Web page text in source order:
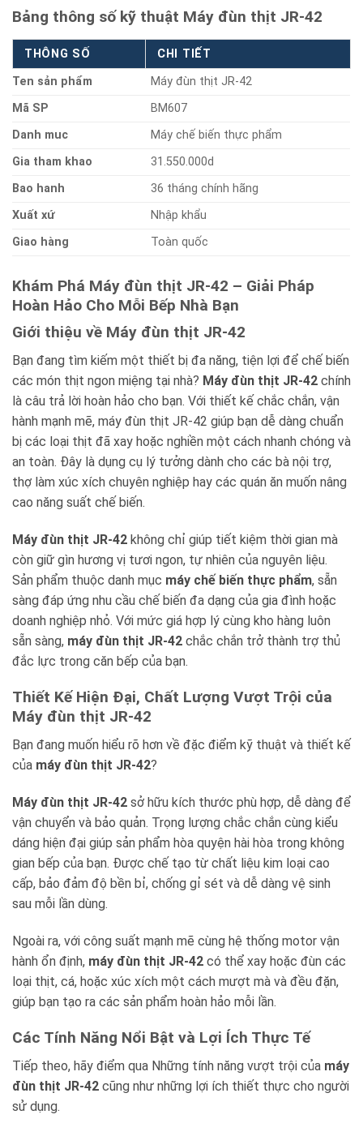
Bảng thông số kỹ thuật Máy đùn thịt JR-42
THÔNG SỐ
CHI TIẾT
Ten sản phẩm
Máy đùn thịt JR-42
Mã SP
BM607
Danh muc
Máy chế biến thực phẩm
Gia tham khao
31.550.000d
Bao hanh
36 tháng chính hãng
Xuất xứ
Nhập khẩu
Giao hàng
Toàn quốc
Khám Phá Máy đùn thịt JR-42 – Giải Pháp
Hoàn Hảo Cho Mỗi Bếp Nhà Bạn
Giới thiệu về Máy đùn thịt JR-42
Bạn đang tìm kiếm một thiết bị đa năng, tiện lợi để chế biến
các món thịt ngon miệng tại nhà? Máy đùn thịt JR-42 chính
là câu trả lời hoàn hảo cho bạn. Với thiết kế chắc chắn, vận
hành mạnh mẽ, máy đùn thịt JR-42 giúp bạn dễ dàng chuẩn
bị các loại thịt đã xay hoặc nghiền một cách nhanh chóng và
an toàn. Đây là dụng cụ lý tưởng dành cho các bà nội trợ,
thợ làm xúc xích chuyên nghiệp hay các quán ăn muốn nâng
cao năng suất chế biến.
Máy đùn thịt JR-42 không chỉ giúp tiết kiệm thời gian mà
còn giữ gìn hương vị tươi ngon, tự nhiên của nguyên liệu.
Sản phẩm thuộc danh mục máy chế biến thực phẩm, sẵn
sàng đáp ứng nhu cầu chế biến đa dạng của gia đình hoặc
doanh nghiệp nhỏ. Với mức giá hợp lý cùng kho hàng luôn
sẵn sàng, máy đùn thịt JR-42 chắc chắn trở thành trợ thủ
đắc lực trong căn bếp của bạn.
Thiết Kế Hiện Đại, Chất Lượng Vượt Trội của
Máy đùn thịt JR-42
Bạn đang muốn hiểu rõ hơn về đặc điểm kỹ thuật và thiết kế
của máy đùn thịt JR-42?
Máy đùn thịt JR-42 sở hữu kích thước phù hợp, dễ dàng để
vận chuyển và bảo quản. Trọng lượng chắc chắn cùng kiểu
dáng hiện đại giúp sản phẩm hòa quyện hài hòa trong không
gian bếp của bạn. Được chế tạo từ chất liệu kim loại cao
cấp, bảo đảm độ bền bỉ, chống gỉ sét và dễ dàng vệ sinh
sau mỗi lần dùng.
Ngoài ra, với công suất mạnh mẽ cùng hệ thống motor vận
hành ổn định, máy đùn thịt JR-42 có thể xay hoặc đùn các
loại thịt, cá, hoặc xúc xích một cách mượt mà và đều đặn,
giúp bạn tạo ra các sản phẩm hoàn hảo mỗi lần.
Các Tính Năng Nổi Bật và Lợi Ích Thực Tế
Tiếp theo, hãy điểm qua Những tính năng vượt trội của máy
đùn thịt JR-42 cũng như những lợi ích thiết thực cho người
sử dụng.